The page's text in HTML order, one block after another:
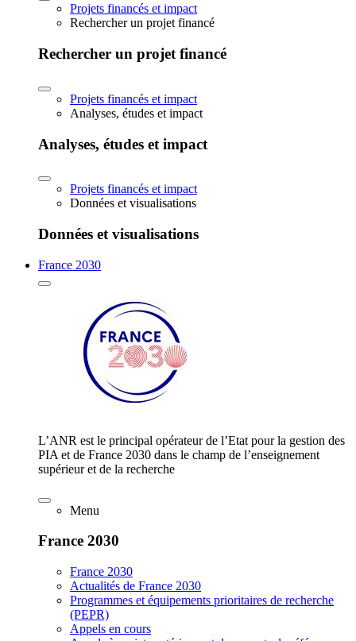
Projets financés et impact
Rechercher un projet financé
Rechercher un projet financé
Projets financés et impact
Analyses, études et impact
Analyses, études et impact
Projets financés et impact
Données et visualisations
Données et visualisations
France 2030
L’ANR est le principal opérateur de l’Etat pour la gestion des
PIA et de France 2030 dans le champ de l’enseignement
supérieur et de la recherche
Menu
France 2030
France 2030
Actualités de France 2030
Programmes et équipements prioritaires de recherche
(PEPR)
Appels en cours